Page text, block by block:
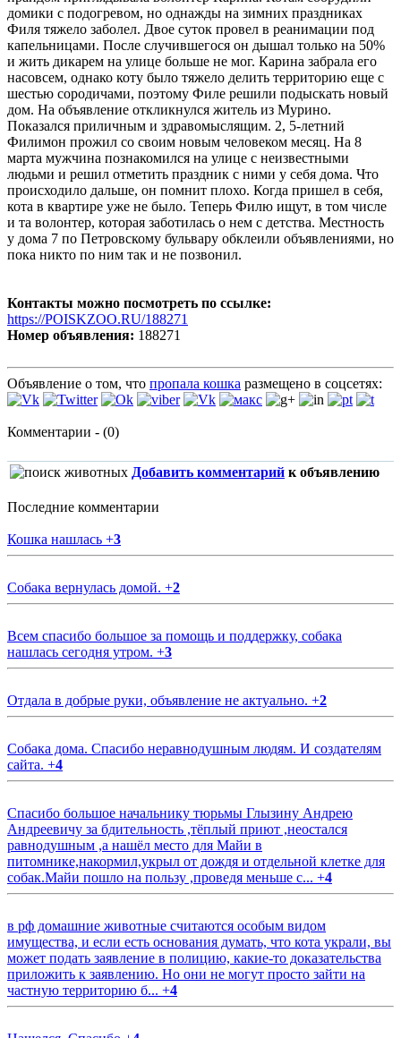
домики с подогревом, но однажды на зимних праздниках
Филя тяжело заболел. Двое суток провел в реанимации под
капельницами. После случившегося он дышал только на 50%
и жить дикарем на улице больше не мог. Карина забрала его
насовсем, однако коту было тяжело делить территорию еще с
шестью сородичами, поэтому Филе решили подыскать новый
дом. На объявление откликнулся житель из Мурино.
Показался приличным и здравомыслящим. 2, 5-летний
Филимон прожил со своим новым человеком месяц. На 8
марта мужчина познакомился на улице с неизвестными
людьми и решил отметить праздник с ними у себя дома. Что
происходило дальше, он помнит плохо. Когда пришел в себя,
кота в квартире уже не было. Теперь Филю ищут, в том числе
и та волонтер, которая заботилась о нем с детства. Местность
у дома 7 по Петровскому бульвару обклеили объявлениями, но
пока никто по ним так и не позвонил.
Контакты можно посмотреть по ссылке:
https://POISKZOO.RU/188271
Номер объявления: 188271
Объявление о том, что пропала кошка размещено в соцсетях:
Комментарии - (0)
Добавить комментарий к объявлению
Последние комментарии
Кошка нашлась +3
Собака вернулась домой. +2
Всем спасибо большое за помощь и поддержку, собака
нашлась сегодня утром. +3
Отдала в добрые руки, объявление не актуально. +2
Собака дома. Спасибо неравнодушным людям. И создателям
сайта. +4
Спасибо большое начальнику тюрьмы Глызину Андрею
Андреевичу за бдительность ,тёплый приют ,неостался
равнодушным ,а нашёл место для Майи в
питомнике,накормил,укрыл от дождя и отдельной клетке для
собак.Майи пошло на пользу ,проведя меньше с... +4
в рф домашние животные считаются особым видом
имущества, и если есть основания думать, что кота украли, вы
может подать заявление в полицию, какие-то доказательства
приложить к заявлению. Но они не могут просто зайти на
частную территорию б... +4